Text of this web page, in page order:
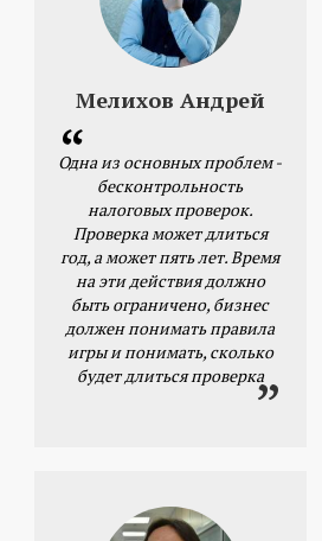
Мелихов Андрей
Одна из основных проблем -
бесконтрольность
налоговых проверок.
Проверка может длиться
год, а может пять лет. Время
на эти действия должно
быть ограничено, бизнес
должен понимать правила
игры и понимать, сколько
будет длиться проверка